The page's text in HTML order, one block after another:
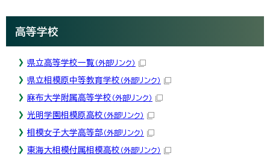
高等学校
県立高等学校一覧（外部リンク）
県立相模原中等教育学校 （外部リンク）
麻布大学附属高等学校 （外部リンク）
光明学園相模原高校 （外部リンク）
相模女子大学高等部 （外部リンク）
東海大相模付属相模高校 （外部リンク）